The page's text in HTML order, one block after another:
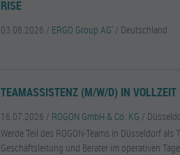
RISE
03.08.2026 / ERGO Group AG' / Deutschland
TEAMASSISTENZ (M/W/D) IN VOLLZEIT
16.07.2026 / ROGON GmbH & Co. KG /
Werde Teil des ROGON-Teams in Düsseldorf
Geschäftsleitung und Berater im operativen